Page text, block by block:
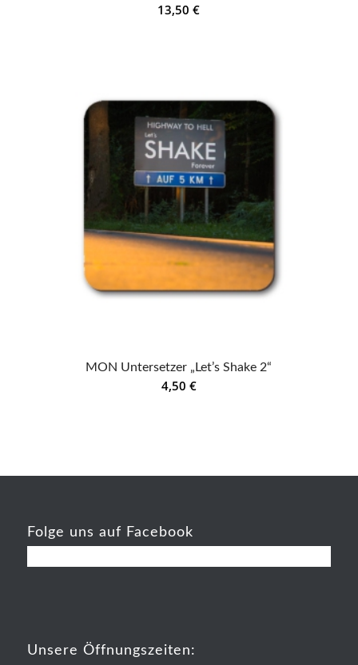
13,50€
MON Untersetzer „Let’s Shake 2“
4,50 €
Folge uns auf Facebook
Unsere Öffnungszeiten: